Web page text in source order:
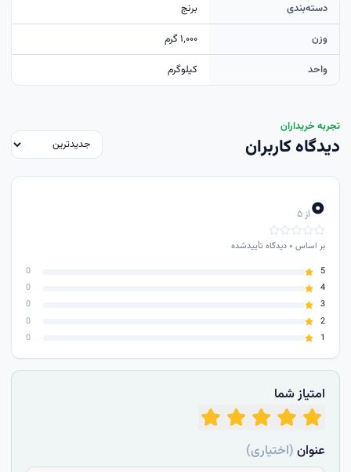
دسته‌بندی
برنج
وزن
۱٬۰۰۰ گرم
واحد
کيلوگرم
تجربه خریداران
دیدگاه کاربران
۰از ۵
بر اساس ۰دیدگاه تأییدشده
5
0
4
0
3
0
2
0
1
0
امتیاز شما
عنوان(اختیاری)